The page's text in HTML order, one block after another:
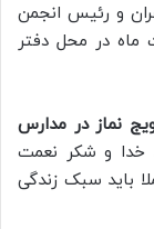
و رئیس انجمن
ماه در محل دفتر
نماز در مدارس
خدا و شکر نعمت
باید سبک زندگی